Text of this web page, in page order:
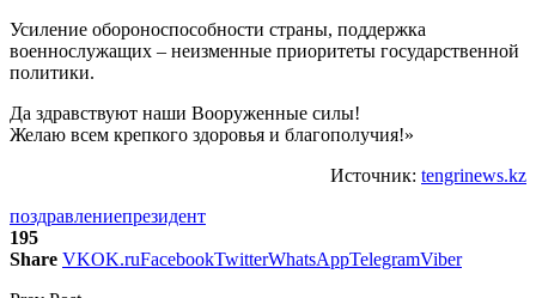
Усиление обороноспособности страны, поддержка
военнослужащих – неизменные приоритеты государственной
политики.
Да здравствуют наши Вооруженные силы!
Желаю всем крепкого здоровья и благополучия!»
Источник: tengrinews.kz
поздравлениепрезидент
195
Share VKOK.ruFacebookTwitterWhatsAppTelegramViber